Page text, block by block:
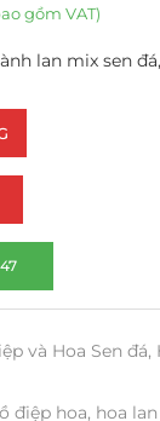
gồm VAT)
lan mix sen
và Hoa Sen đá,
điệp hoa, hoa